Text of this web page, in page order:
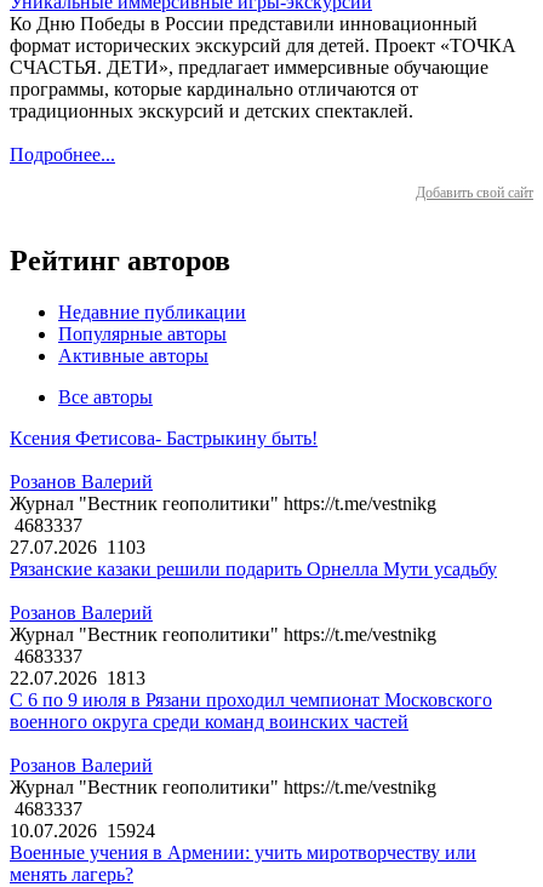
Ко Дню Победы в России представили инновационный
формат исторических экскурсий для детей. Проект «ТОЧКА
СЧАСТЬЯ. ДЕТИ», предлагает иммерсивные обучающие
программы, которые кардинально отличаются от
традиционных экскурсий и детских спектаклей.
Подробнее...
Добавить свой сайт
Рейтинг авторов
Недавние публикации
Популярные авторы
Активные авторы
Все авторы
Ксения Фетисова- Бастрыкину быть!
Розанов Валерий
Журнал "Вестник геополитики" https://t.me/vestnikg
4683337
27.07.2026 1103
Рязанские казаки решили подарить Орнелла Мути усадьбу
Розанов Валерий
Журнал "Вестник геополитики" https://t.me/vestnikg
4683337
22.07.2026 1813
С 6 по 9 июля в Рязани проходил чемпионат Московского
военного округа среди команд воинских частей
Розанов Валерий
Журнал "Вестник геополитики" https://t.me/vestnikg
4683337
10.07.2026 15924
Военные учения в Армении: учить миротворчеству или
менять лагерь?